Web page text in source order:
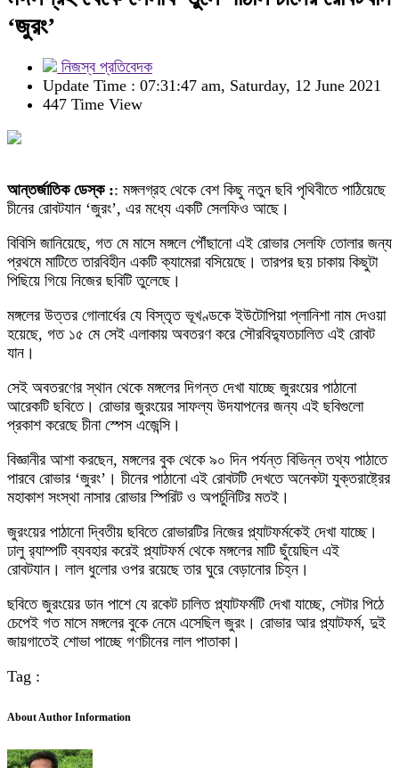
‘জুরং’
নিজস্ব প্রতিবেদক
Update Time : 07:31:47 am, Saturday, 12 June 2021
447 Time View
আন্তর্জাতিক ডেস্ক :: মঙ্গলগ্রহ থেকে বেশ কিছু নতুন ছবি পৃথিবীতে পাঠিয়েছে
চীনের রোবটযান ‘জুরং’, এর মধ্যে একটি সেলফিও আছে।
বিবিসি জানিয়েছে, গত মে মাসে মঙ্গলে পৌঁছানো এই রোভার সেলফি তোলার জন্য
প্রথমে মাটিতে তারবিহীন একটি ক্যামেরা বসিয়েছে। তারপর ছয় চাকায় কিছুটা
পিছিয়ে গিয়ে নিজের ছবিটি তুলেছে।
মঙ্গলের উত্তর গোলার্ধের যে বিস্তৃত ভূখণ্ডকে ইউটোপিয়া প্লানিশা নাম দেওয়া
হয়েছে, গত ১৫ মে সেই এলাকায় অবতরণ করে সৌরবিদ্যুতচালিত এই রোবট
যান।
সেই অবতরণের স্থান থেকে মঙ্গলের দিগন্ত দেখা যাচ্ছে জুরংয়ের পাঠানো
আরেকটি ছবিতে। রোভার জুরংয়ের সাফল্য উদযাপনের জন্য এই ছবিগুলো
প্রকাশ করেছে চীনা স্পেস এজেন্সি।
বিজ্ঞানীর আশা করছেন, মঙ্গলের বুক থেকে ৯০ দিন পর্যন্ত বিভিন্ন তথ্য পাঠাতে
পারবে রোভার ‘জুরং’। চীনের পাঠানো এই রোবটটি দেখতে অনেকটা যুক্তরাষ্ট্রের
মহাকাশ সংস্থা নাসার রোভার স্পিরিট ও অপর্চুনিটির মতই।
জুরংয়ের পাঠানো দ্বিতীয় ছবিতে রোভারটির নিজের প্ল্যাটফর্মকেই দেখা যাচ্ছে।
ঢালু র‍্যাম্পটি ব্যবহার করেই প্ল্যাটফর্ম থেকে মঙ্গলের মাটি ছুঁয়েছিল এই
রোবটযান। লাল ধুলোর ওপর রয়েছে তার ঘুরে বেড়ানোর চিহ্ন।
ছবিতে জুরংয়ের ডান পাশে যে রকেট চালিত প্ল্যাটফর্মটি দেখা যাচ্ছে, সেটার পিঠে
চেপেই গত মাসে মঙ্গলের বুকে নেমে এসেছিল জুরং। রোভার আর প্ল্যাটফর্ম, দুই
জায়গাতেই শোভা পাচ্ছে গণচীনের লাল পাতাকা।
Tag :
About Author Information